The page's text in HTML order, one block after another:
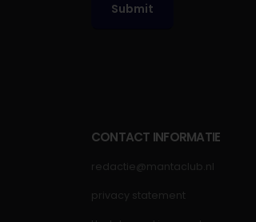
Submit
CONTACT INFORMATIE
redactie@mantaclub.nl
privacy statement